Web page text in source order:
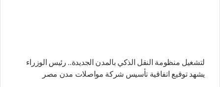
لتشغيل منظومة النقل الذكي بالمدن الجديدة.. رئيس الوزراء
يشهد توقيع اتفاقية تأسيس شركة مواصلات مدن مصر